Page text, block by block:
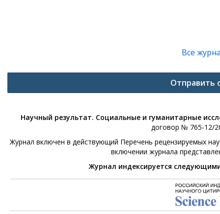
Все
Отправить
Научный результат. Социальные и гуманитарные
договор № 765-12/
Журнал включен в действующий Перечень рецензируемых
включении журнала
Журнал индексируется